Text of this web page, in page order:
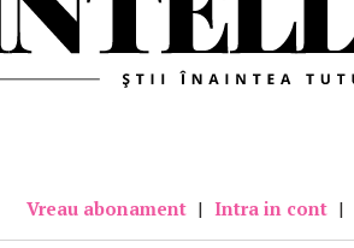
Vreau abonament | Intra in cont |